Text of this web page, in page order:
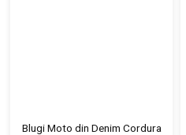
Blugi Moto din Denim Cordura